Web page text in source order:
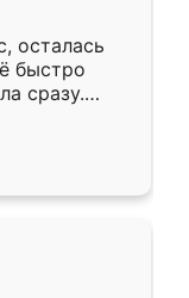
здесь.
осталась
быстро
сразу.
к
Собрали
даже